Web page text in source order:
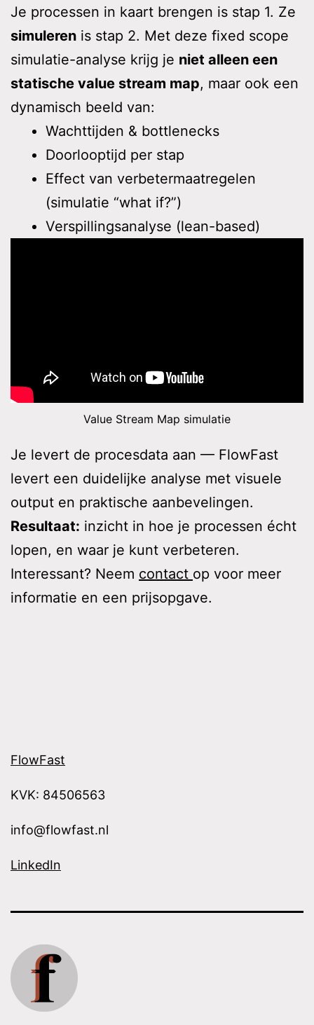
Je processen in kaart brengen is stap 1. Ze
simuleren is stap 2. Met deze fixed scope
simulatie-analyse krijg je niet alleen een
statische value stream map, maar ook een
dynamisch beeld van:
Wachttijden & bottlenecks
Doorlooptijd per stap
Effect van verbetermaatregelen
(simulatie “what if?”)
Verspillingsanalyse (lean-based)
Value Stream Map simulatie
Je levert de procesdata aan — FlowFast
levert een duidelijke analyse met visuele
output en praktische aanbevelingen.
Resultaat: inzicht in hoe je processen écht
lopen, en waar je kunt verbeteren.
Interessant? Neem contact op voor meer
informatie en een prijsopgave.
FlowFast
KVK: 84506563
info@flowfast.nl
LinkedIn